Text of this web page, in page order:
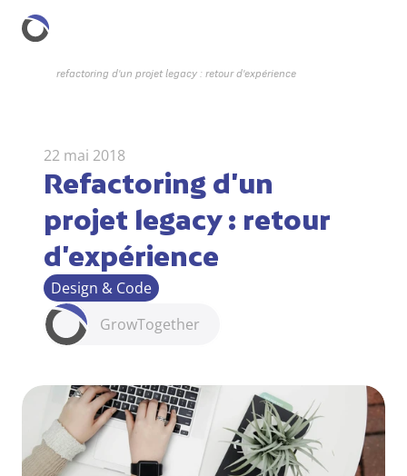
refactoring d'un projet legacy : retour d'expérience
22 mai 2018
Refactoring d'un
projet legacy : retour
d'expérience
Design & Code
GrowTogether